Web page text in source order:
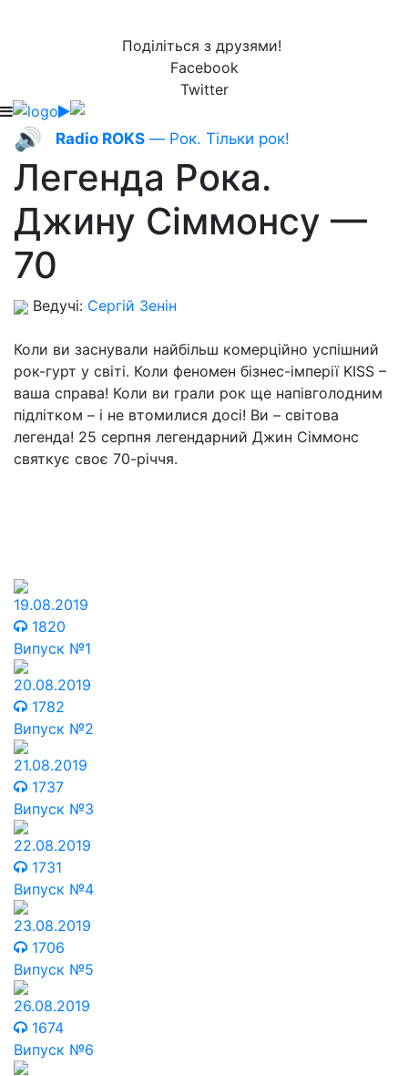
Поділіться з друзями!
Facebook
Twitter
🔊 Radio ROKS — Рок. Тільки рок!
Легенда Рока.
Джину Сіммонсу —
70
Ведучі: Сергій Зенін
Коли ви заснували найбільш комерційно успішний
рок-гурт у світі. Коли феномен бізнес-імперії KISS –
ваша справа! Коли ви грали рок ще напівголодним
підлітком – і не втомилися досі! Ви – світова
легенда! 25 серпня легендарний Джин Сіммонс
святкує своє 70-річчя.
19.08.2019
1820
Випуск №1
20.08.2019
1782
Випуск №2
21.08.2019
1737
Випуск №3
22.08.2019
1731
Випуск №4
23.08.2019
1706
Випуск №5
26.08.2019
1674
Випуск №6